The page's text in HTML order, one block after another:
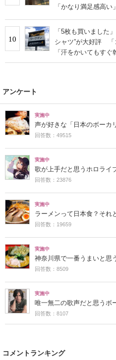
「かなり満足感高い」
10
「5枚も買いました
シャツ”が大好評 「
「汗をかいてもすぐ
アンケート
実施中
声が好きな「日本のボーカ
回答数：49515
実施中
歌が上手だと思うホロライ
回答数：23876
実施中
ラーメンって日本食？それ
回答数：19659
実施中
神奈川県で一番うまいと思
回答数：8509
実施中
唯一無二の歌声だと思うボ
回答数：8107
コメントランキング